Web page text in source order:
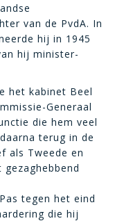
van de PvdA. In
hij in 1945
hij minister-
het kabinet Beel
Generaal
die hem veel
terug in de
als Tweede en
gezaghebbend
tegen het eind
die hij